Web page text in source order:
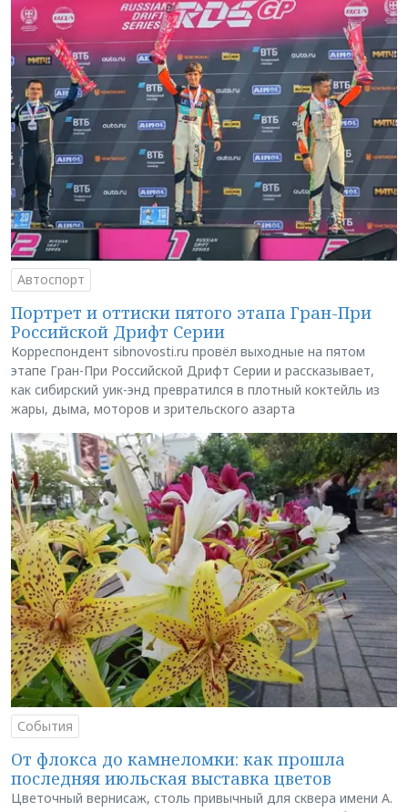
Автоспорт
Портрет и оттиски пятого этапа Гран-При
Российской Дрифт Серии
Корреспондент sibnovosti.ru провёл выходные на пятом
этапе Гран-При Российской Дрифт Серии и рассказывает,
как сибирский уик-энд превратился в плотный коктейль из
жары, дыма, моторов и зрительского азарта
События
От флокса до камнеломки: как прошла
последняя июльская выставка цветов
Цветочный вернисаж, столь привычный для сквера имени А.